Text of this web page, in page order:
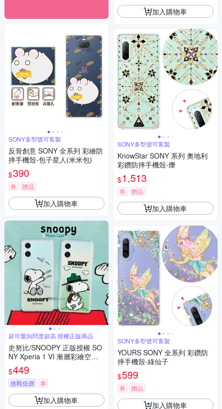
SONY多型號可客製
反骨創意 SONY 全系列 彩繪防
摔手機殼-包子星人(米米包)
$390
券 贈品
加入購物車
超可愛詢問度超高 授權正版商品
史努比/SNOOPY 正版授權 SO
NY Xperia 1 VI 漸層彩繪空壓
手機殼
$449
挑戰低價 券
加入購物車
加入購物車
SONY多型號可客製
KnowStar SONY 系列 奧地利
彩鑽防摔手機殼-爍
$1,513
券 贈品
加入購物車
SONY多型號可客製
YOURS SONY 全系列 彩鑽防
摔手機殼-綠仙子
$599
券 贈品
加入購物車